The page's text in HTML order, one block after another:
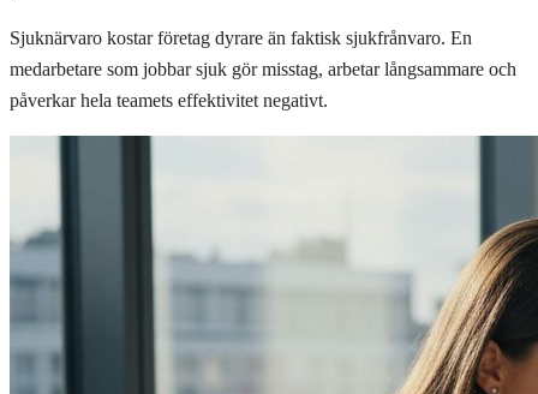
Sjuknärvaro kostar företag dyrare än faktisk sjukfrånvaro. En
medarbetare som jobbar sjuk gör misstag, arbetar långsammare och
påverkar hela teamets effektivitet negativt.